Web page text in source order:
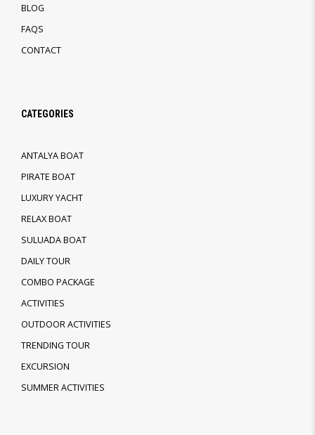
BLOG
FAQS
CONTACT
CATEGORIES
ANTALYA BOAT
PIRATE BOAT
LUXURY YACHT
RELAX BOAT
SULUADA BOAT
DAILY TOUR
COMBO PACKAGE
ACTIVITIES
OUTDOOR ACTIVITIES
TRENDING TOUR
EXCURSION
SUMMER ACTIVITIES